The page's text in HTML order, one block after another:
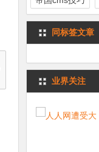
同标签文章
业界关注